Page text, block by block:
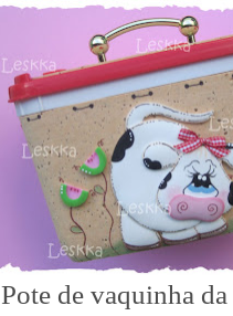
Pote de vaquinha